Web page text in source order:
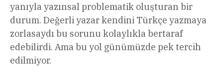
yanıyla yazınsal problematik oluşturan bir
durum. Değerli yazar kendini Türkçe yazmaya
zorlasaydı bu sorunu kolaylıkla bertaraf
edebilirdi. Ama bu yol günümüzde pek tercih
edilmiyor.